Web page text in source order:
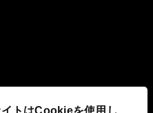
トはCookieを使用し